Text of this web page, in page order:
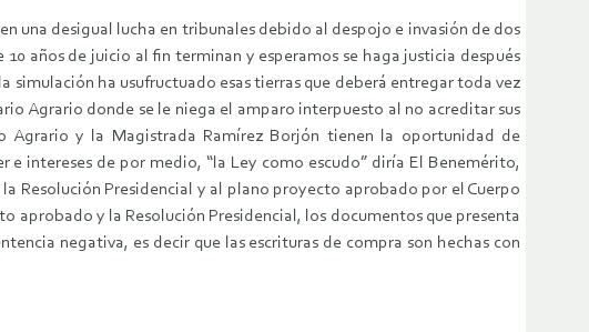
una desigual lucha en tribunales debido al despojo e invasión de dos
años de juicio al fin terminan y esperamos se haga justicia después
simulación ha usufructuado esas tierras que deberá entregar toda vez
Agrario donde se le niega el amparo interpuesto al no acreditar sus
y la Magistrada Ramírez Borjón tienen la oportunidad de
intereses de por medio, “la Ley como escudo” diría El Benemérito,
Resolución Presidencial y al plano proyecto aprobado por el Cuerpo
aprobado y la Resolución Presidencial, los documentos que presenta
negativa, es decir que las escrituras de compra son hechas con